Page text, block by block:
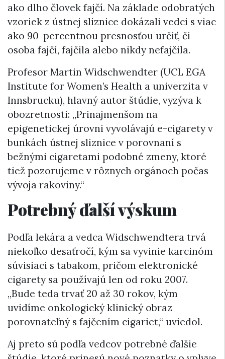
ako dlho človek fajčí. Na základe odobratých
vzoriek z ústnej sliznice dokázali vedci s viac
ako 90-percentnou presnosťou určiť, či
osoba fajčí, fajčila alebo nikdy nefajčila.
Profesor Martin Widschwendter (UCL EGA
Institute for Women’s Health a univerzita v
Innsbrucku), hlavný autor štúdie, vyzýva k
obozretnosti: „Prinajmenšom na
epigenetickej úrovni vyvolávajú e-cigarety v
bunkách ústnej sliznice v porovnaní s
bežnými cigaretami podobné zmeny, ktoré
tiež pozorujeme v rôznych orgánoch počas
vývoja rakoviny.“
Potrebný ďalší výskum
Podľa lekára a vedca Widschwendtera trvá
niekoľko desaťročí, kým sa vyvinie karcinóm
súvisiaci s tabakom, pričom elektronické
cigarety sa používajú len od roku 2007.
„Bude teda trvať 20 až 30 rokov, kým
uvidíme onkologický klinický obraz
porovnateľný s fajčením cigariet,“ uviedol.
Aj preto sú podľa vedcov potrebné ďalšie